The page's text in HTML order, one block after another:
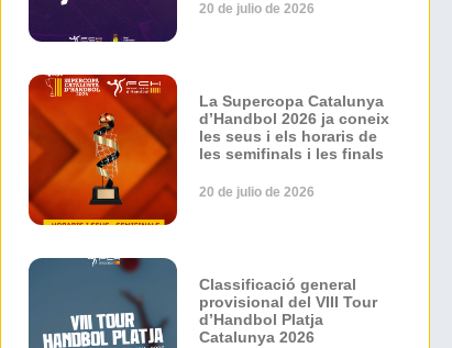
20 de julio de 2026
La Supercopa Catalunya
d’Handbol 2026 ja coneix
les seus i els horaris de
les semifinals i les finals
20 de julio de 2026
Classificació general
provisional del VIII Tour
d’Handbol Platja
Catalunya 2026